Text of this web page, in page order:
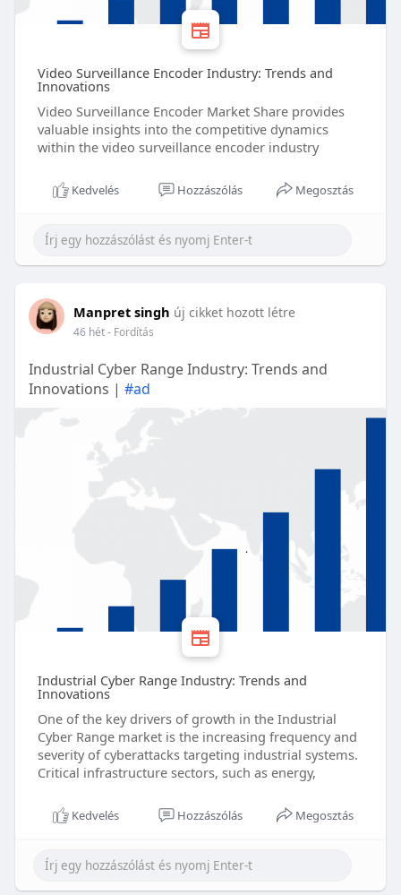
Video Surveillance Encoder Industry: Trends and
Innovations
Video Surveillance Encoder Market Share provides
valuable insights into the competitive dynamics
within the video surveillance encoder industry
Kedvelés Hozzászólás Megosztás
Manpret singh új cikket hozott létre
46 hét- Fordítás
Industrial Cyber Range Industry: Trends and
Innovations | #ad
Industrial Cyber Range Industry: Trends and
Innovations
One of the key drivers of growth in the Industrial
Cyber Range market is the increasing frequency and
severity of cyberattacks targeting industrial systems.
Critical infrastructure sectors, such as energy,
Kedvelés Hozzászólás Megosztás